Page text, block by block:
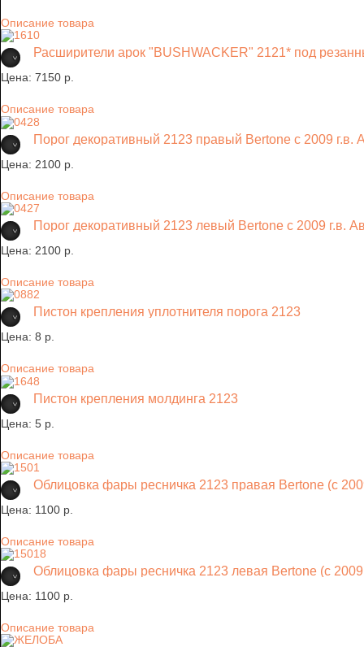
Описание товара
Расширители арок "BUSHWACKER" 2121* под
Цена: 7150 p.
Описание товара
Порог декоративный 2123 правый Bertone c 2009 г.в.
Цена: 2100 p.
Описание товара
Порог декоративный 2123 левый Bertone c 2009 г.в.
Цена: 2100 p.
Описание товара
Пистон крепления уплотнителя порога 2123
Цена: 8 p.
Описание товара
Пистон крепления молдинга 2123
Цена: 5 p.
Описание товара
Облицовка фары ресничка 2123 правая Bertone (с
Цена: 1100 p.
Описание товара
Облицовка фары ресничка 2123 левая Bertone (с 2009
Цена: 1100 p.
Описание товара